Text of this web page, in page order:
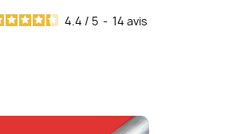
4.4 / 5 - 14 avis